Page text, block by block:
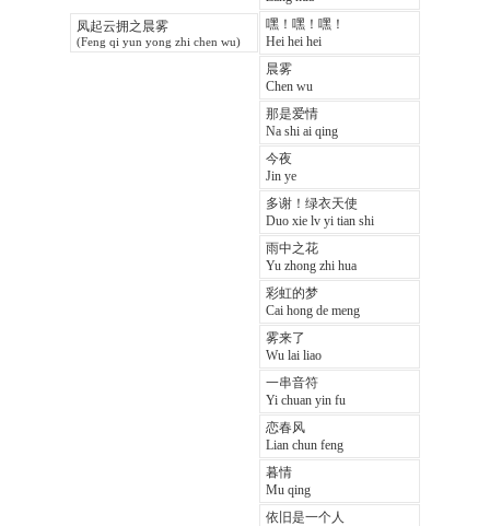
凤起云拥之晨雾
(Feng qi yun yong zhi chen wu)
嘿！嘿！嘿！
Hei hei hei
晨雾
Chen wu
那是爱情
Na shi ai qing
今夜
Jin ye
多谢！绿衣天使
Duo xie lv yi tian shi
雨中之花
Yu zhong zhi hua
彩虹的梦
Cai hong de meng
雾来了
Wu lai liao
一串音符
Yi chuan yin fu
恋春风
Lian chun feng
暮情
Mu qing
依旧是一个人